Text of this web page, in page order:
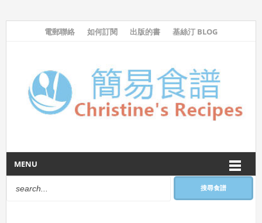
電郵聯絡 如何訂閱 出版的書 基絲汀 BLOG
MENU
搜尋食譜